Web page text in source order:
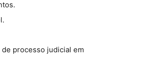
processo judicial em